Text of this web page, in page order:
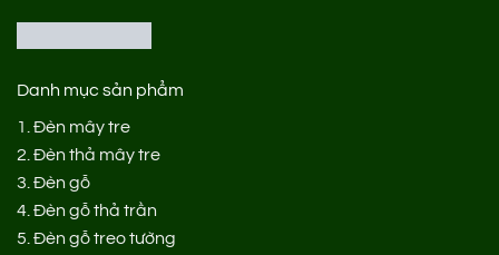
Danh mục sản phẩm
1. Đèn mây tre
2. Đèn thả mây tre
3. Đèn gỗ
4. Đèn gỗ thả trần
5. Đèn gỗ treo tường